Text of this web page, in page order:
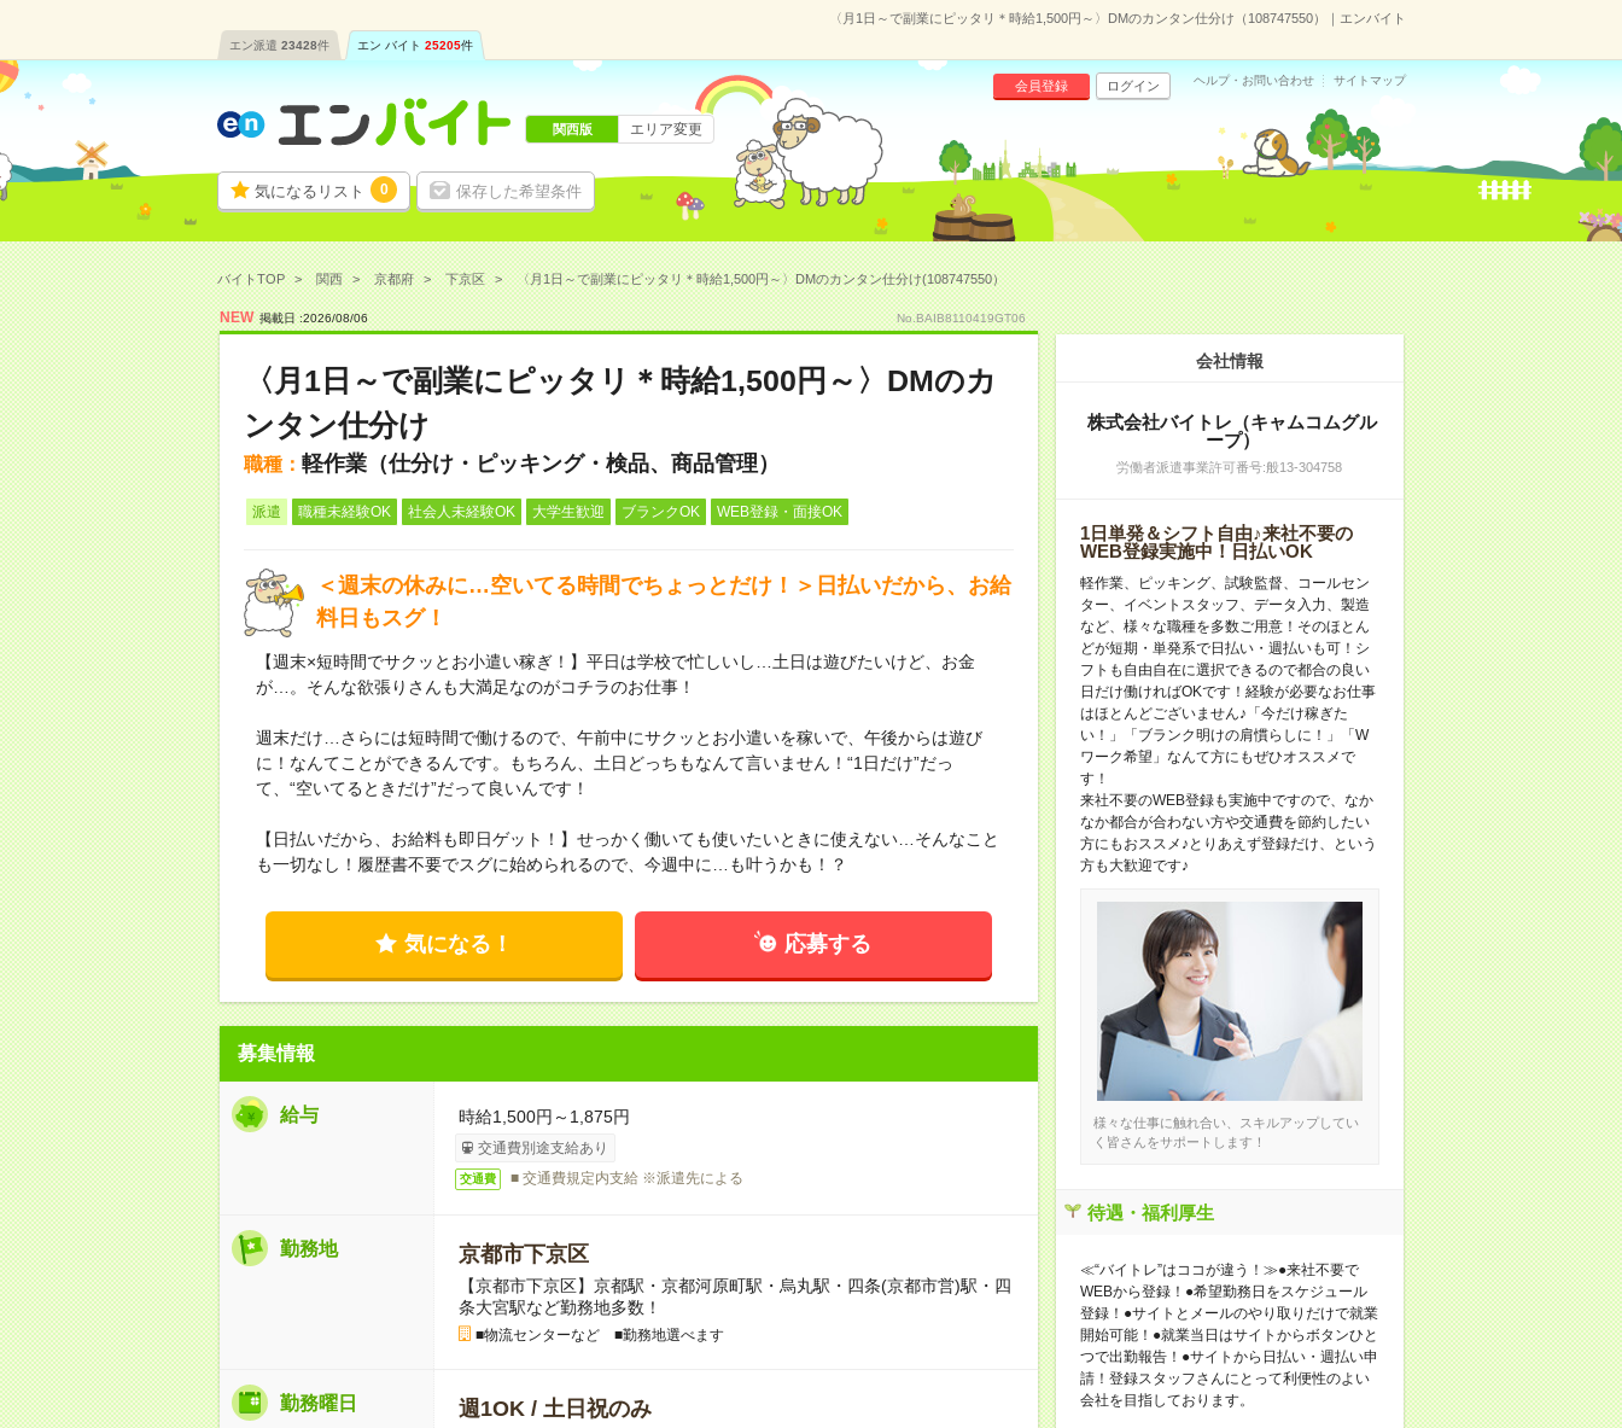
〈月1日～で副業にピッタリ＊時給1,500円～〉DMのカンタン仕分け（108747550）｜エンバイト
エン派遣 23428件 エン バイト 25205件
気になるリスト 0 保存した希望条件
会員登録 ログイン ヘルプ・お問い合わせ サイトマップ
関西版 エリア変更
バイトTOP 関西 京都府 下京区 〈月1日～で副業にピッタリ＊時給1,500円～〉DMのカンタン仕分け(108747550）
NEW 掲載日 :2026/08/06 No.BAIB8110419GT06
〈月1日～で副業にピッタリ＊時給1,500円～〉DMのカ
ンタン仕分け
職種： 軽作業（仕分け・ピッキング・検品、商品管理）
派遣 職種未経験OK 社会人未経験OK 大学生歓迎 ブランクOK WEB登録・面接OK
＜週末の休みに…空いてる時間でちょっとだけ！＞日払いだから、お給
料日もスグ！
【週末×短時間でサクッとお小遣い稼ぎ！】平日は学校で忙しいし…土日は遊びたいけど、お金
が…。そんな欲張りさんも大満足なのがコチラのお仕事！
週末だけ…さらには短時間で働けるので、午前中にサクッとお小遣いを稼いで、午後からは遊び
に！なんてことができるんです。もちろん、土日どっちもなんて言いません！“1日だけ”だっ
て、“空いてるときだけ”だって良いんです！
【日払いだから、お給料も即日ゲット！】せっかく働いても使いたいときに使えない…そんなこと
も一切なし！履歴書不要でスグに始められるので、今週中に…も叶うかも！？
気になる！ 応募する
募集情報
給与 時給1,500円～1,875円
交通費別途支給あり
交通費 ■ 交通費規定内支給 ※派遣先による
勤務地 京都市下京区
【京都市下京区】京都駅・京都河原町駅・烏丸駅・四条(京都市営)駅・四
条大宮駅など勤務地多数！
■物流センターなど ■勤務地選べます
勤務曜日 週1OK / 土日祝のみ
会社情報
株式会社バイトレ（キャムコムグル
ープ）
労働者派遣事業許可番号:般13-304758
1日単発＆シフト自由♪来社不要の
WEB登録実施中！日払いOK
軽作業、ピッキング、試験監督、コールセン
ター、イベントスタッフ、データ入力、製造
など、様々な職種を多数ご用意！そのほとん
どが短期・単発系で日払い・週払いも可！シ
フトも自由自在に選択できるので都合の良い
日だけ働ければOKです！経験が必要なお仕事
はほとんどございません♪「今だけ稼ぎた
い！」「ブランク明けの肩慣らしに！」「W
ワーク希望」なんて方にもぜひオススメで
す！
来社不要のWEB登録も実施中ですので、なか
なか都合が合わない方や交通費を節約したい
方にもおススメ♪とりあえず登録だけ、という
方も大歓迎です♪
様々な仕事に触れ合い、スキルアップしてい
く皆さんをサポートします！
待遇・福利厚生
≪“バイトレ”はココが違う！≫●来社不要で
WEBから登録！●希望勤務日をスケジュール
登録！●サイトとメールのやり取りだけで就業
開始可能！●就業当日はサイトからボタンひと
つで出勤報告！●サイトから日払い・週払い申
請！登録スタッフさんにとって利便性のよい
会社を目指しております。